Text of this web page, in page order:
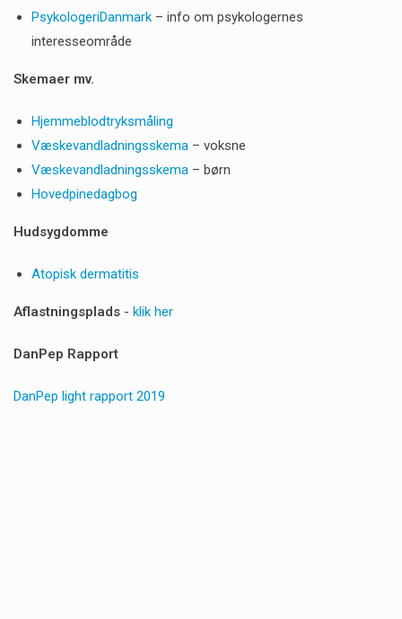
PsykologeriDanmark – info om psykologernes
interesseområde
Skemaer mv.
Hjemmeblodtryksmåling
Væskevandladningsskema – voksne
Væskevandladningsskema – børn
Hovedpinedagbog
Hudsygdomme
Atopisk dermatitis
Aflastningsplads - klik her
DanPep Rapport
DanPep light rapport 2019